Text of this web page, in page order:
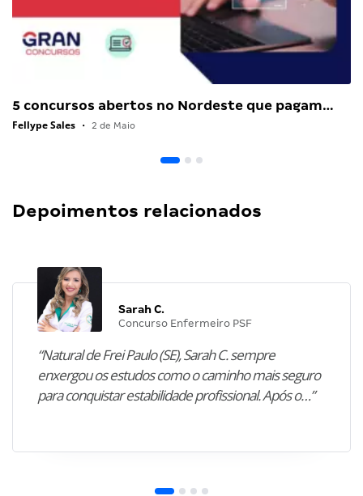
5 concursos abertos no Nordeste que pagam…
Fellype Sales • 2 de Maio
Depoimentos relacionados
Sarah C.
Concurso Enfermeiro PSF
“Natural de Frei Paulo (SE), Sarah C. sempre
enxergou os estudos como o caminho mais seguro
para conquistar estabilidade profissional. Após o…”